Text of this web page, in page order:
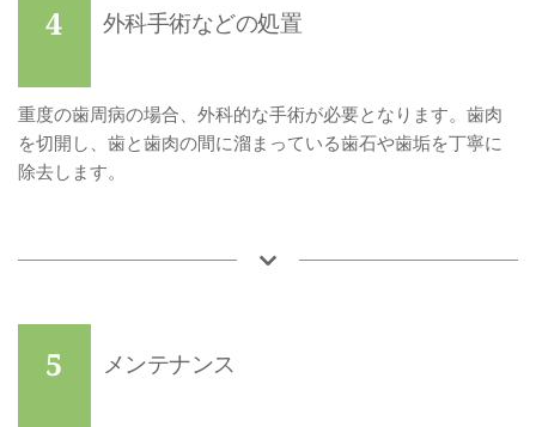
4 外科手術などの処置
重度の歯周病の場合、外科的な手術が必要となります。歯肉
を切開し、歯と歯肉の間に溜まっている歯石や歯垢を丁寧に
除去します。
5 メンテナンス